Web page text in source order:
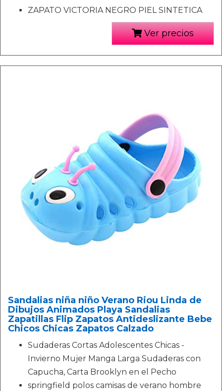
ZAPATO VICTORIA NEGRO PIEL SINTETICA
Ver precios
Sandalias niña niño Verano Riou Linda de
Dibujos Animados Playa Sandalias
Zapatillas Flip Zapatos Antideslizante Bebe
Chicos Chicas Zapatos Calzado
Sudaderas Cortas Adolescentes Chicas -
Invierno Mujer Manga Larga Sudaderas con
Capucha, Carta Brooklyn en el Pecho
springfield polos camisas de verano hombre